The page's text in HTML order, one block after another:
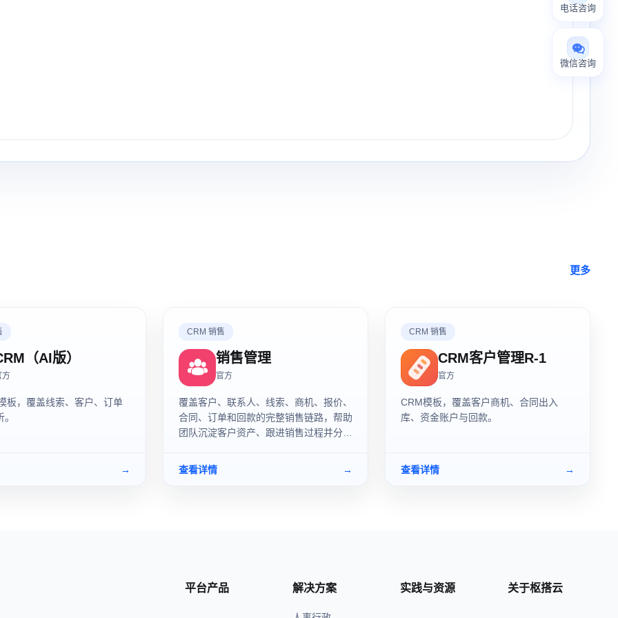
更多
（AI版）
方
板，覆盖线索、客户、订单
→
CRM 销售
销售管理
官方
覆盖客户、联系人、线索、商机、报价、
合同、订单和回款的完整销售链路，帮助
团队沉淀客户资产、跟进销售过程并分析
查看详情
→
CRM 销售
CRM客户管理R-1
官方
CRM模板，覆盖客户商机、合同出入
库、资金账户与回款。
查看详情 →
电话咨询
微信咨询
平台产品 解决方案 实践与资源 关于枢搭云